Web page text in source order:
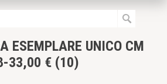
ESEMPLARE UNICO CM
33,00 € (10)